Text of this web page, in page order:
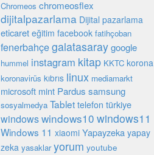
Chromeos chromeosflex
dijitalpazarlama Dijital pazarlama
eticaret eğitim facebook fatihçoban
fenerbahçegalatasaray google
hummel instagram kitap KKTC korona
koronavirüs kıbrıs linux mediamarkt
microsoft mint Pardus samsung
sosyalmedya Tablet telefon türkiye
windowswindows10 windows11
Windows 11 xiaomi Yapayzeka yapay
zeka yasaklar yorum youtube